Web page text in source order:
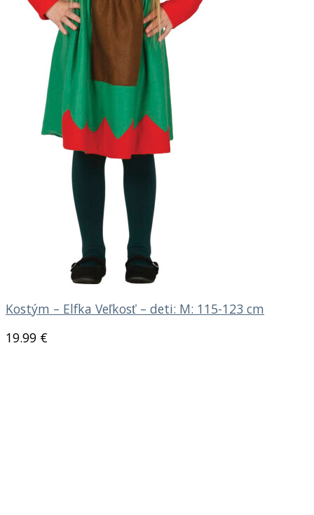
Kostým – Elfka Veľkosť – deti: M: 115-123 cm
19.99 €